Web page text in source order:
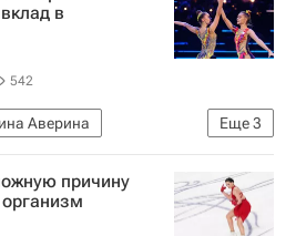
в
542
Еще3
Аверина
Всероссийская федерация художественной гимнастики (ВФХГ)
(ОКР)
причину